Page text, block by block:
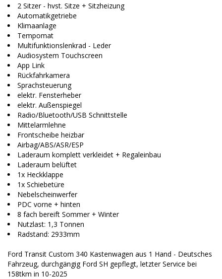
2 Sitzer - hvst. Sitze + Sitzheizung
Automatikgetriebe
Klimaanlage
Tempomat
Multifunktionslenkrad - Leder
Audiosystem Touchscreen
App Link
Rückfahrkamera
Sprachsteuerung
elektr. Fensterheber
elektr. Außenspiegel
Radio/Bluetooth/USB Schnittstelle
Mittelarmlehne
Frontscheibe heizbar
Airbag/ABS/ASR/ESP
Laderaum komplett verkleidet + Regaleinbau
Laderaum belüftet
1x Heckklappe
1x Schiebetüre
Nebelscheinwerfer
PDC vorne + hinten
8 fach bereift Sommer + Winter
Nutzlast: 1,3 Tonnen
Radstand: 2933mm
Ford Transit Custom 340 Kastenwagen aus 1 Hand - Deutsches
Fahrzeug, durchgängig Ford SH gepflegt, letzter Service bei
158tkm in 10-2025